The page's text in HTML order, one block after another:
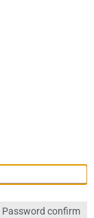
Password confirm